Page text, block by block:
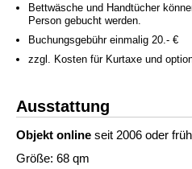
Bettwäsche und Handtücher
Person gebucht werden.
Buchungsgebühr einmalig 20.- €
zzgl. Kosten für Kurtaxe und
Ausstattung
Objekt online seit 2006 oder
Größe: 68 qm